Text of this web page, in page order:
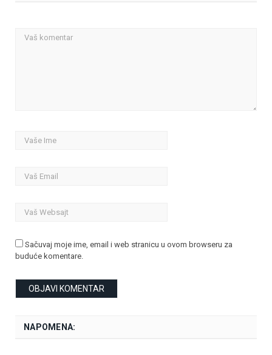
Sačuvaj moje ime, email i web stranicu u ovom browseru za
buduće komentare.
NAPOMENA: